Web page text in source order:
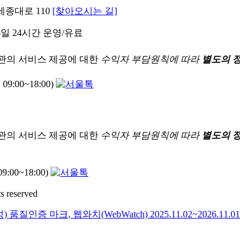
종대로 110 [찾아오시는 길]
24시간 운영/유료
의 서비스 제공에 대한 수익자 부담원칙에 따라 별도의
의 서비스 제공에 대한 수익자 부담원칙에 따라 별도의
reserved